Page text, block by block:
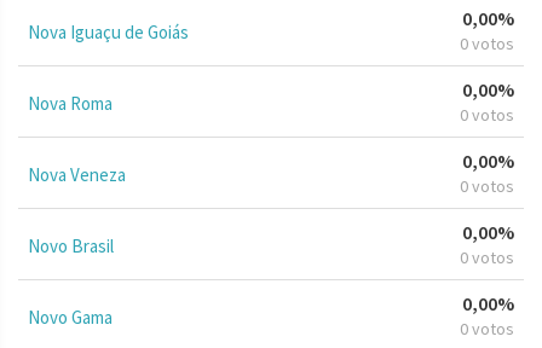
Nova Iguaçu de Goiás
0,00%
0 votos
Nova Roma
0,00%
0 votos
Nova Veneza
0,00%
0 votos
Novo Brasil
0,00%
0 votos
Novo Gama
0,00%
0 votos